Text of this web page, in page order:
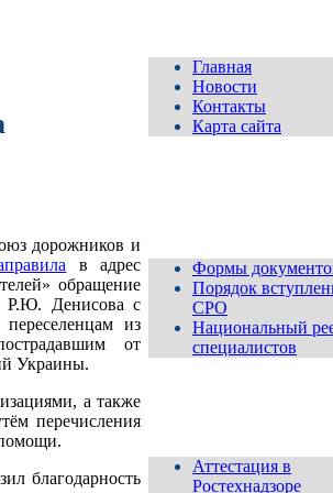
дорожников и
в адрес
обращение
Р.Ю. Денисова с
из
от
Украины.
а также
перечисления
благодарность
Главная
Новости
Контакты
Карта сайта
Формы
Порядок
СРО
Национальный
специалистов
Аттестация в
Ростехнадзоре